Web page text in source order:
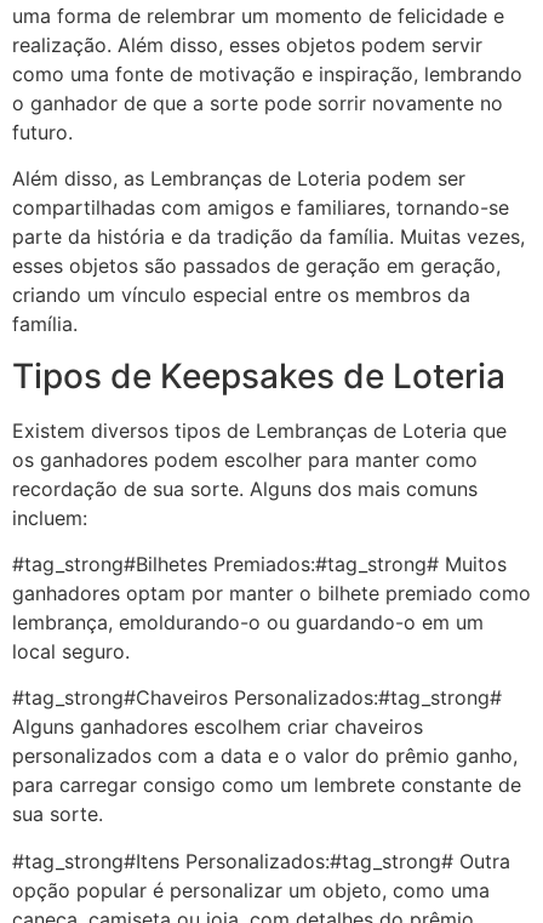
uma forma de relembrar um momento de felicidade e
realização. Além disso, esses objetos podem servir
como uma fonte de motivação e inspiração, lembrando
o ganhador de que a sorte pode sorrir novamente no
futuro.
Além disso, as Lembranças de Loteria podem ser
compartilhadas com amigos e familiares, tornando-se
parte da história e da tradição da família. Muitas vezes,
esses objetos são passados de geração em geração,
criando um vínculo especial entre os membros da
família.
Tipos de Keepsakes de Loteria
Existem diversos tipos de Lembranças de Loteria que
os ganhadores podem escolher para manter como
recordação de sua sorte. Alguns dos mais comuns
incluem:
#tag_strong#Bilhetes Premiados:#tag_strong# Muitos
ganhadores optam por manter o bilhete premiado como
lembrança, emoldurando-o ou guardando-o em um
local seguro.
#tag_strong#Chaveiros Personalizados:#tag_strong#
Alguns ganhadores escolhem criar chaveiros
personalizados com a data e o valor do prêmio ganho,
para carregar consigo como um lembrete constante de
sua sorte.
#tag_strong#Itens Personalizados:#tag_strong# Outra
opção popular é personalizar um objeto, como uma